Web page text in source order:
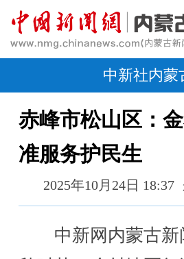
中新社内蒙
赤峰市松山区：
准服务护民生
2025年10月24日 18:37
中新网内蒙古新